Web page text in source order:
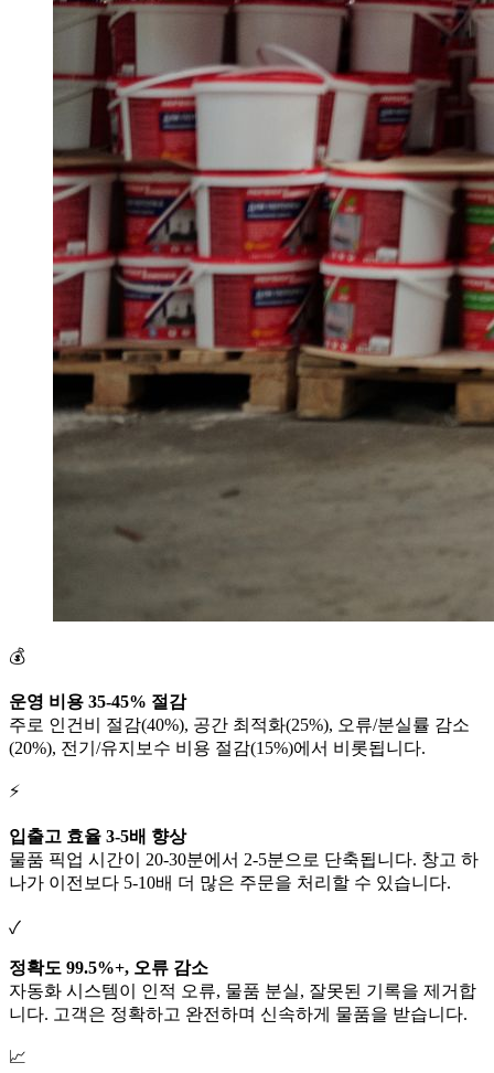
💰
운영 비용 35-45% 절감
주로 인건비 절감(40%), 공간 최적화(25%), 오류/분실률 감소
(20%), 전기/유지보수 비용 절감(15%)에서 비롯됩니다.
⚡
입출고 효율 3-5배 향상
물품 픽업 시간이 20-30분에서 2-5분으로 단축됩니다. 창고 하
나가 이전보다 5-10배 더 많은 주문을 처리할 수 있습니다.
✓
정확도 99.5%+, 오류 감소
자동화 시스템이 인적 오류, 물품 분실, 잘못된 기록을 제거합
니다. 고객은 정확하고 완전하며 신속하게 물품을 받습니다.
📈